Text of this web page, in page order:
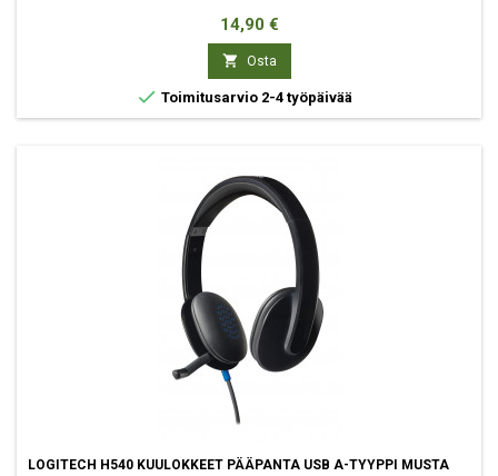
Hinta
14,90 €
 Osta
 Toimitusarvio 2-4 työpäivää
LOGITECH H540 KUULOKKEET PÄÄPANTA USB A-TYYPPI MUSTA